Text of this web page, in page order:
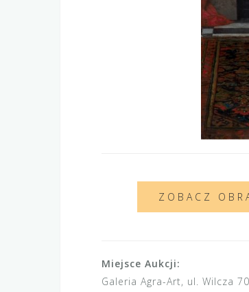
ZOBACZ
Miejsce Aukcji:
Galeria Agra-Art, ul. Wilcza